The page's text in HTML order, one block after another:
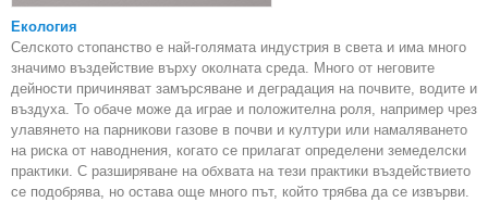
Екология
Селското стопанство е най-голямата индустрия в света и има много
значимо въздействие върху околната среда. Много от неговите
дейности причиняват замърсяване и деградация на почвите, водите и
въздуха. То обаче може да играе и положителна роля, например чрез
улавянето на парникови газове в почви и култури или намаляването
на риска от наводнения, когато се прилагат определени земеделски
практики. С разширяване на обхвата на тези практики въздействието
се подобрява, но остава още много път, който трябва да се извърви.